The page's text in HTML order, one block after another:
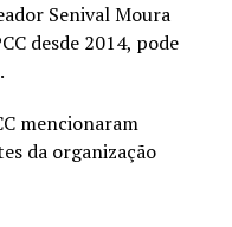
Senival Moura
desde 2014, pode
mencionaram
da organização